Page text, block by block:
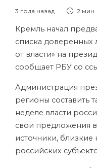
3 года назад 2 мин
Кремль начал
списка доверенных
от власти» на
сообщает РБУ со
Администрация
регионы составить
неделе власти
свои предложения
источники, близкие
российских